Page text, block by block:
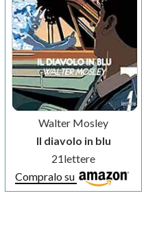
Walter Mosley
Il diavolo in blu
21lettere
Compralo su